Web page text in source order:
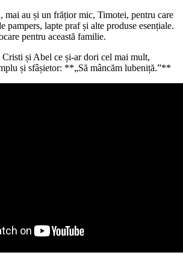
mai au și un frățior mic, Timotei, pentru care
pampers, lapte praf și alte produse esențiale.
pentru această familie.
și Abel ce și-ar dori cel mai mult,
și sfâșietor: **„Să mâncăm lubeniță.”**